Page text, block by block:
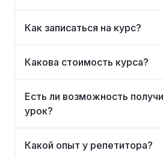
Как записаться на курс?
Какова стоимость курса?
Есть ли возможность
урок?
Какой опыт у репетитора?